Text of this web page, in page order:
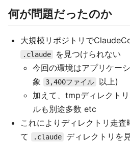
何が問題だったのか
大規模リポジトリで
.claude
を見つけられない
今回の環境はアプリケー
象
3,400ファイル
以上)
加えて、tmpディレクト
ルも別途多数 etc
これによりディレクトリ走
て
.claude
ディレクトリを